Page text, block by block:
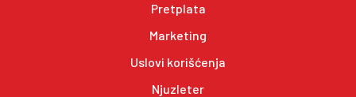
Pretplata
Marketing
Uslovi korišćenja
Njuzleter